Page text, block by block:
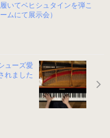
いてベヒシュタインを弾こ
ムにて展示会）
ューズ愛
れました